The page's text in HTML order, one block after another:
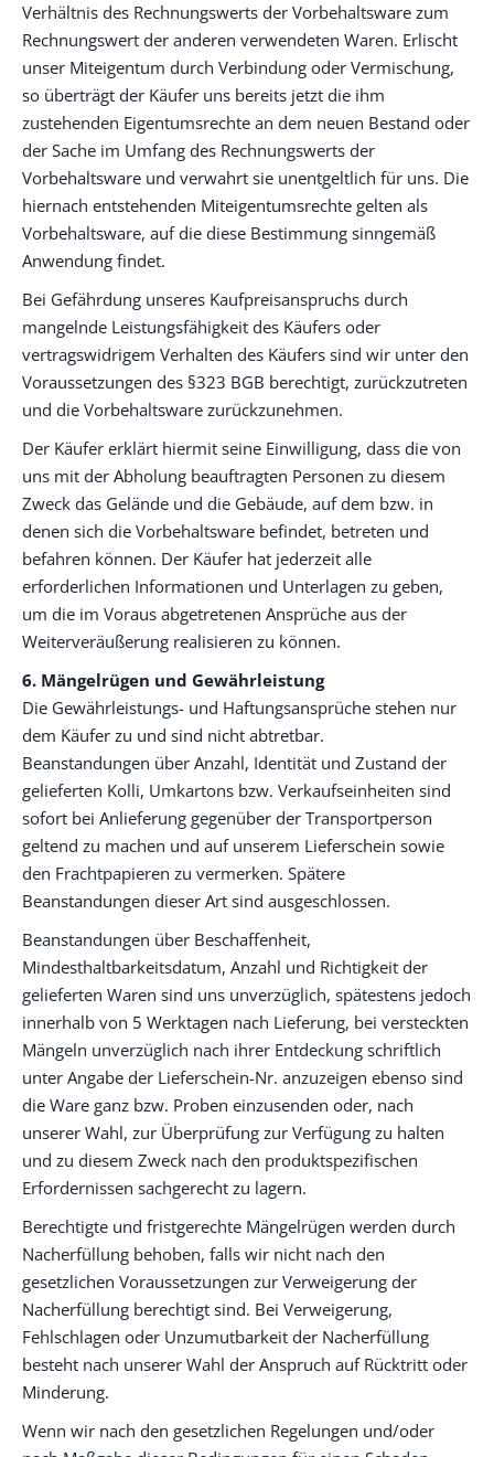
Verhältnis des Rechnungswerts der Vorbehaltsware zum
Rechnungswert der anderen verwendeten Waren. Erlischt
unser Miteigentum durch Verbindung oder Vermischung,
so überträgt der Käufer uns bereits jetzt die ihm
zustehenden Eigentumsrechte an dem neuen Bestand oder
der Sache im Umfang des Rechnungswerts der
Vorbehaltsware und verwahrt sie unentgeltlich für uns. Die
hiernach entstehenden Miteigentumsrechte gelten als
Vorbehaltsware, auf die diese Bestimmung sinngemäß
Anwendung findet.
Bei Gefährdung unseres Kaufpreisanspruchs durch
mangelnde Leistungsfähigkeit des Käufers oder
vertragswidrigem Verhalten des Käufers sind wir unter den
Voraussetzungen des §323 BGB berechtigt, zurückzutreten
und die Vorbehaltsware zurückzunehmen.
Der Käufer erklärt hiermit seine Einwilligung, dass die von
uns mit der Abholung beauftragten Personen zu diesem
Zweck das Gelände und die Gebäude, auf dem bzw. in
denen sich die Vorbehaltsware befindet, betreten und
befahren können. Der Käufer hat jederzeit alle
erforderlichen Informationen und Unterlagen zu geben,
um die im Voraus abgetretenen Ansprüche aus der
Weiterveräußerung realisieren zu können.
6. Mängelrügen und Gewährleistung
Die Gewährleistungs- und Haftungsansprüche stehen nur
dem Käufer zu und sind nicht abtretbar.
Beanstandungen über Anzahl, Identität und Zustand der
gelieferten Kolli, Umkartons bzw. Verkaufseinheiten sind
sofort bei Anlieferung gegenüber der Transportperson
geltend zu machen und auf unserem Lieferschein sowie
den Frachtpapieren zu vermerken. Spätere
Beanstandungen dieser Art sind ausgeschlossen.
Beanstandungen über Beschaffenheit,
Mindesthaltbarkeitsdatum, Anzahl und Richtigkeit der
gelieferten Waren sind uns unverzüglich, spätestens jedoch
innerhalb von 5 Werktagen nach Lieferung, bei versteckten
Mängeln unverzüglich nach ihrer Entdeckung schriftlich
unter Angabe der Lieferschein-Nr. anzuzeigen ebenso sind
die Ware ganz bzw. Proben einzusenden oder, nach
unserer Wahl, zur Überprüfung zur Verfügung zu halten
und zu diesem Zweck nach den produktspezifischen
Erfordernissen sachgerecht zu lagern.
Berechtigte und fristgerechte Mängelrügen werden durch
Nacherfüllung behoben, falls wir nicht nach den
gesetzlichen Voraussetzungen zur Verweigerung der
Nacherfüllung berechtigt sind. Bei Verweigerung,
Fehlschlagen oder Unzumutbarkeit der Nacherfüllung
besteht nach unserer Wahl der Anspruch auf Rücktritt oder
Minderung.
Wenn wir nach den gesetzlichen Regelungen und/oder